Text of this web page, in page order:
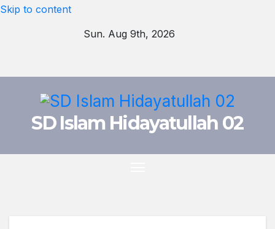
Skip to content
Sun. Aug 9th, 2026
SD Islam Hidayatullah 02